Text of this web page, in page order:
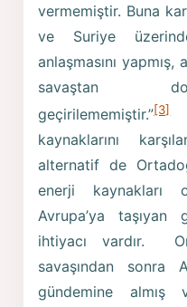
vermemiştir. Buna
ve Suriye
anlaşmasını
savaştan
geçirilememiştir.”[3]
kaynaklarını
alternatif de
enerji kaynakları
Avrupa’ya taşıyan
ihtiyacı vardır.
savaşından sonra
gündemine almış